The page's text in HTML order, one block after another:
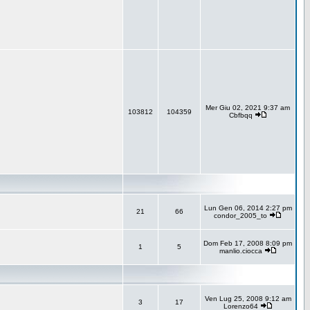
103812 104359
Mer Giu 02, 2021 9:37 am
Cbfbqq
21 66
Lun Gen 06, 2014 2:27 pm
condor_2005_to
1 5
Dom Feb 17, 2008 8:09 pm
manlio.ciocca
3 17
Ven Lug 25, 2008 9:12 am
Lorenzo64